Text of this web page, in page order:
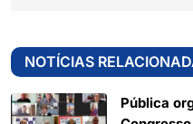
NOTÍCIAS
Pública